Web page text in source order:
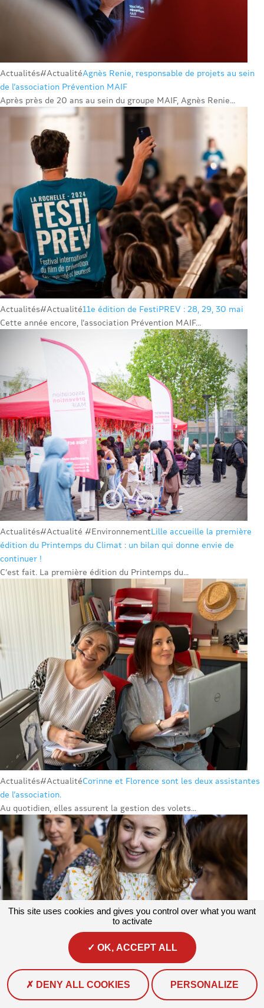
Actualités#ActualitéAgnès Renie, responsable de projets au sein
de l’association Prévention MAIF
Après près de 20 ans au sein du groupe MAIF, Agnès Renie...
Actualités#Actualité11e édition de FestiPREV : 28, 29, 30 mai
Cette année encore, l’association Prévention MAIF...
Actualités#Actualité #EnvironnementLille accueille la première
édition du Printemps du Climat : un bilan qui donne envie de
continuer !
C’est fait. La première édition du Printemps du...
Actualités#ActualitéCorinne et Florence sont les deux assistantes
de l’association.
Au quotidien, elles assurent la gestion des volets...
This site uses cookies and gives you control over what you want
to activate
OK, ACCEPT ALL
DENY ALL COOKIES PERSONALIZE